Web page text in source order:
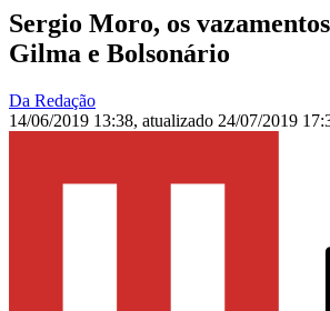
Sergio Moro, os
Gilma e Bolsonário
Da Redação
14/06/2019 13:38, atualizado 24/07/2019